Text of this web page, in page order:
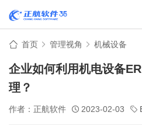
首页 管理视角 机械设备
企业如何利用机电设备
理？
作者：正航软件 2023-02-03